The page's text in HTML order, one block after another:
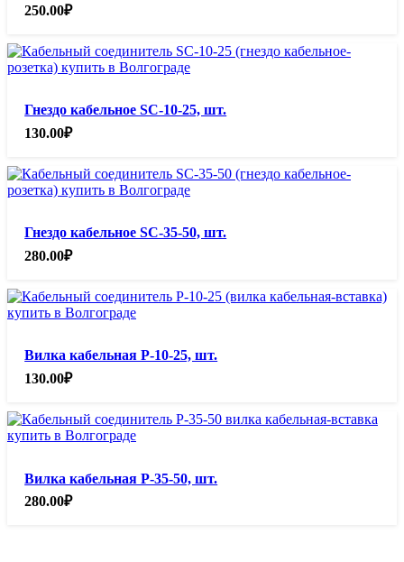
250.00₽
Гнездо кабельное SС-10-25, шт.
130.00₽
Гнездо кабельное SС-35-50, шт.
280.00₽
Вилка кабельная Р-10-25, шт.
130.00₽
Вилка кабельная Р-35-50, шт.
280.00₽